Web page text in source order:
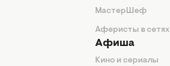
МастерШеф
Аферисты в сетях
Афиша
Кино и сериалы